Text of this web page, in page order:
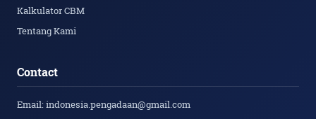
Kalkulator CBM
Tentang Kami
Contact
Email: indonesia.pengadaan@gmail.com